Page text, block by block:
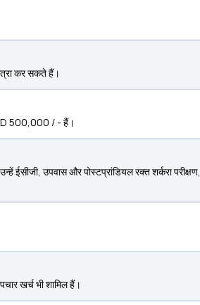
कर सकते हैं।
500,000 / - हैं।
ईसीजी, उपवास और पोस्टप्रांडियल रक्त शर्करा परीक्षण,
खर्च भी शामिल हैं।